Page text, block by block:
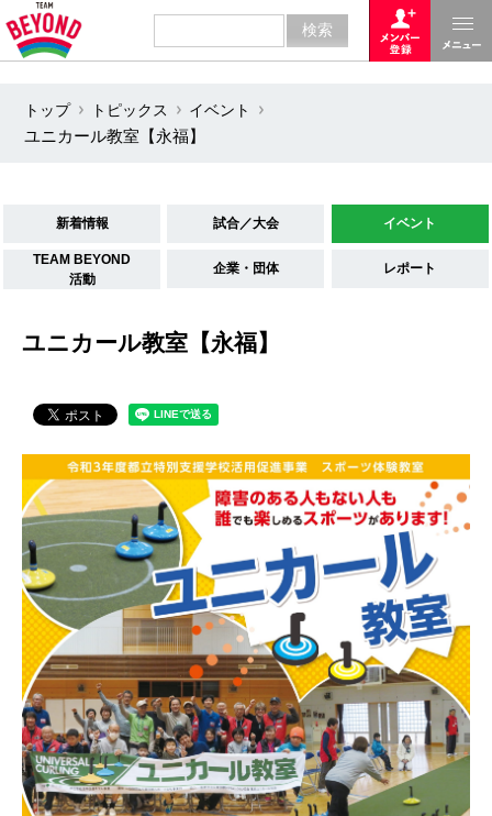
トップ トピックス
イベント
ユニカール教室【永福】
新着情報 試合／大会 イベント
TEAM BEYOND
活動
企業・団体 レポート
ユニカール教室【永福】